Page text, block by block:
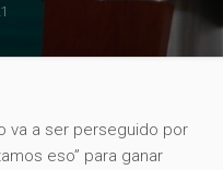
va a ser perseguido por
eso” para ganar